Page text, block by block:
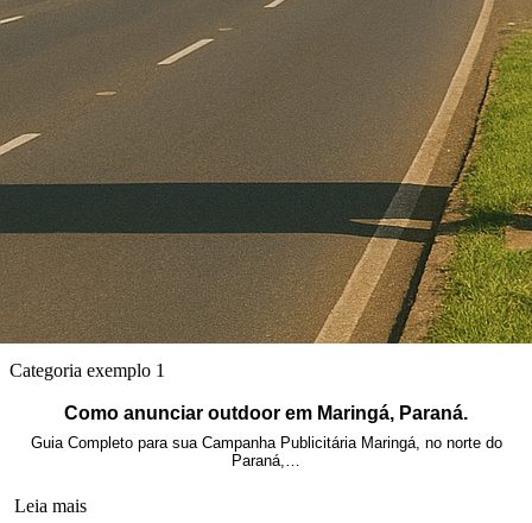
Categoria exemplo 1
Como anunciar outdoor em Maringá, Paraná.
Guia Completo para sua Campanha Publicitária Maringá, no norte do
Paraná,…
Leia mais